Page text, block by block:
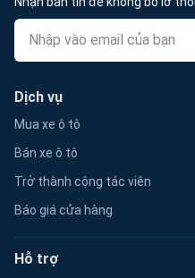
Dịch vụ
Mua xe ô tô
Bán xe ô tô
Trở thành cộng tác viên
Báo giá cửa hàng
Hỗ trợ